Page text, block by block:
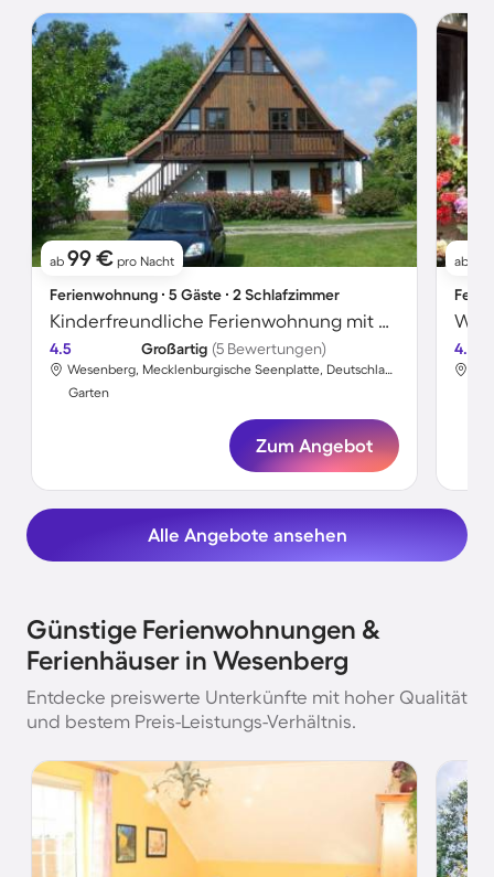
ab 99 € pro Nacht
Ferienwohnung ∙ 5 Gäste ∙ 2 Schlafzimmer
Kinderfreundliche Ferienwohnung mit Garten und Grill
4.5 Großartig (5 Bewertungen)
Wesenberg, Mecklenburgische Seenplatte, Deutschland
Garten
Zum Angebot
ab
4.5
Alle Angebote ansehen
Günstige Ferienwohnungen &
Ferienhäuser in Wesenberg
Entdecke preiswerte Unterkünfte mit hoher Qualität
und bestem Preis-Leistungs-Verhältnis.